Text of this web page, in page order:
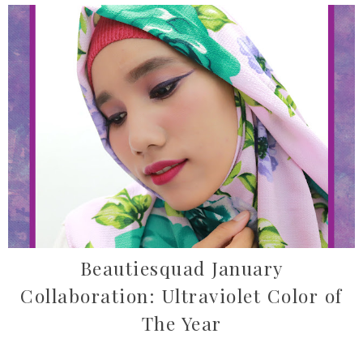
Beautiesquad January
Collaboration: Ultraviolet Color of
The Year